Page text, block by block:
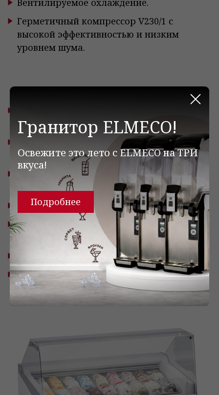
Вентилируемое охлаждение.
Герметичный компрессор V230/1 с
высокой эффективностью и низким
уровнем шума.
быстрого и простого обслуживания.
Переднее стекло с отверстием для легкой
чистки.
Электронная панель управления
температурой.
Размораживание горячим газом.
Климатический класс: 4 (30°C / 55%
относительной влажности).
Класс энергоэффективности: С.
Температурный режим: -16/-18°C.
Гранитор ELMECO!
Освежите это лето с ELMECO на ТРИ
вкуса!
Подробнее